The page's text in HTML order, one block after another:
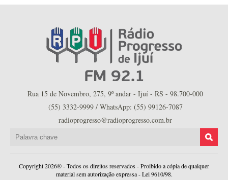
Rua 15 de Novembro, 275, 9º andar - Ijuí - RS - 98.700-000
(55) 3332-9999 / WhatsApp: (55) 99126-7087
radioprogresso@radioprogresso.com.br
Copyright 2026® - Todos os direitos reservados - Proibido a cópia de qualquer
material sem autorização expressa - Lei 9610/98.